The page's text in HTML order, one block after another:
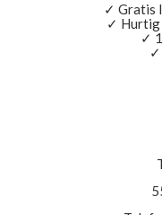
✓ Gratis
✓ Hurtig
✓
✓